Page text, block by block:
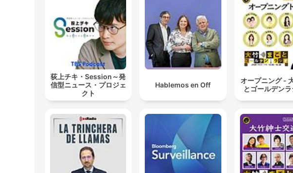
荻上チキ・Session～発
信型ニュース・プロジェ
クト
Hablemos en Off
オープニング -
とゴールデンラ